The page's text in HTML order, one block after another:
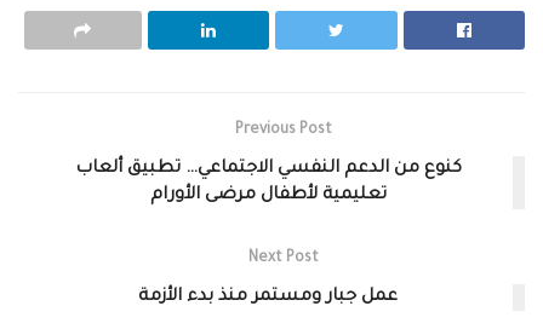
Previous Post
كنوع من الدعم النفسي الاجتماعي… تطبيق ألعاب
تعليمية لأطفال مرضى الأورام
Next Post
عمل جبار ومستمر منذ بدء الأزمة